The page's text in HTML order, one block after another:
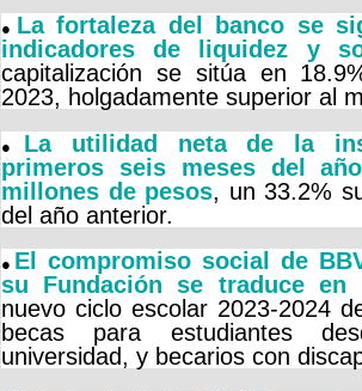
● La fortaleza del banco se
indicadores de liquidez y
capitalización se sitúa en
2023, holgadamente superior al
● La utilidad neta de la
primeros seis meses del
millones de pesos, un 33.2%
del año anterior.
● El compromiso social de
su Fundación se traduce
nuevo ciclo escolar 2023-2024
becas para estudiantes
universidad, y becarios con